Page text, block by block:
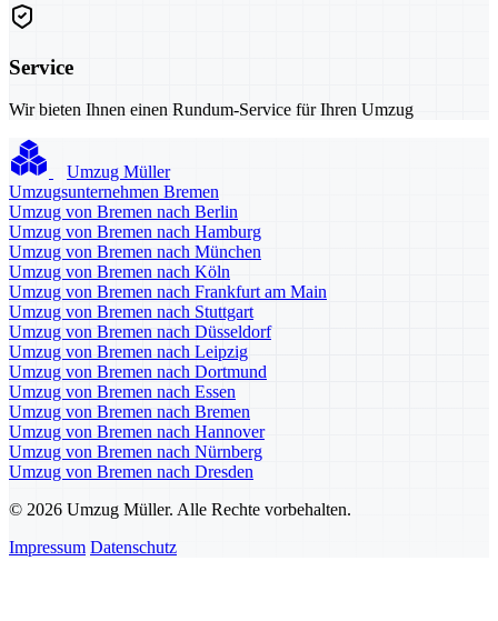
Service
Wir bieten Ihnen einen Rundum-Service für Ihren Umzug
Umzug Müller
Umzugsunternehmen Bremen
Umzug von Bremen nach Berlin
Umzug von Bremen nach Hamburg
Umzug von Bremen nach München
Umzug von Bremen nach Köln
Umzug von Bremen nach Frankfurt am Main
Umzug von Bremen nach Stuttgart
Umzug von Bremen nach Düsseldorf
Umzug von Bremen nach Leipzig
Umzug von Bremen nach Dortmund
Umzug von Bremen nach Essen
Umzug von Bremen nach Bremen
Umzug von Bremen nach Hannover
Umzug von Bremen nach Nürnberg
Umzug von Bremen nach Dresden
© 2026 Umzug Müller. Alle Rechte vorbehalten.
Impressum Datenschutz